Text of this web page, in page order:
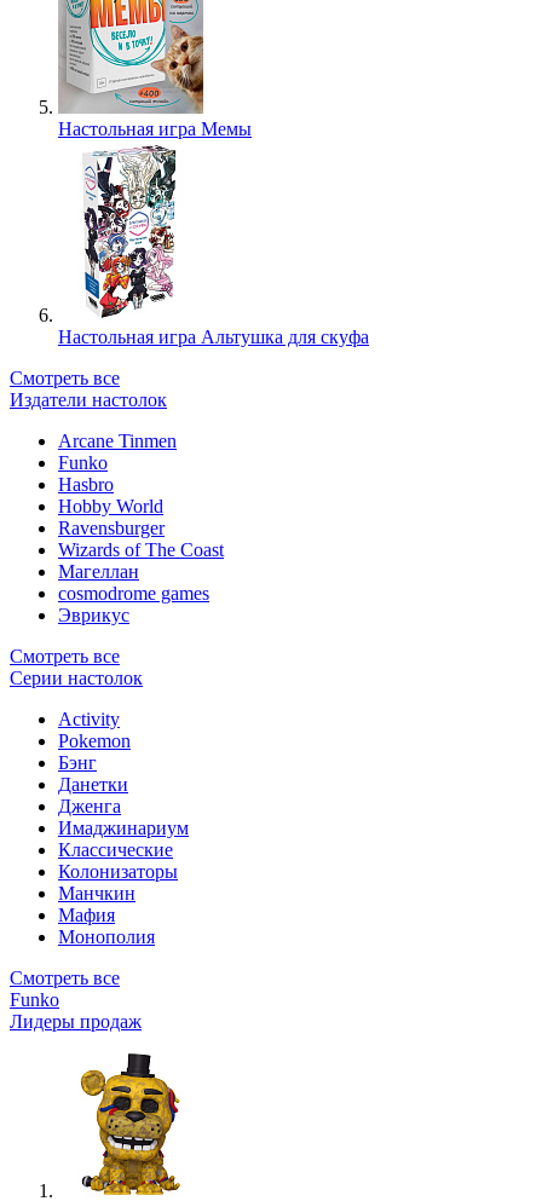
Настольная игра Мемы
Настольная игра Альтушка для скуфа
Смотреть все
Издатели настолок
Arcane Tinmen
Funko
Hasbro
Hobby World
Ravensburger
Wizards of The Coast
Магеллан
сosmodrome games
Эврикус
Смотреть все
Серии настолок
Activity
Pokemon
Бэнг
Данетки
Дженга
Имаджинариум
Классические
Колонизаторы
Манчкин
Мафия
Монополия
Смотреть все
Funko
Лидеры продаж